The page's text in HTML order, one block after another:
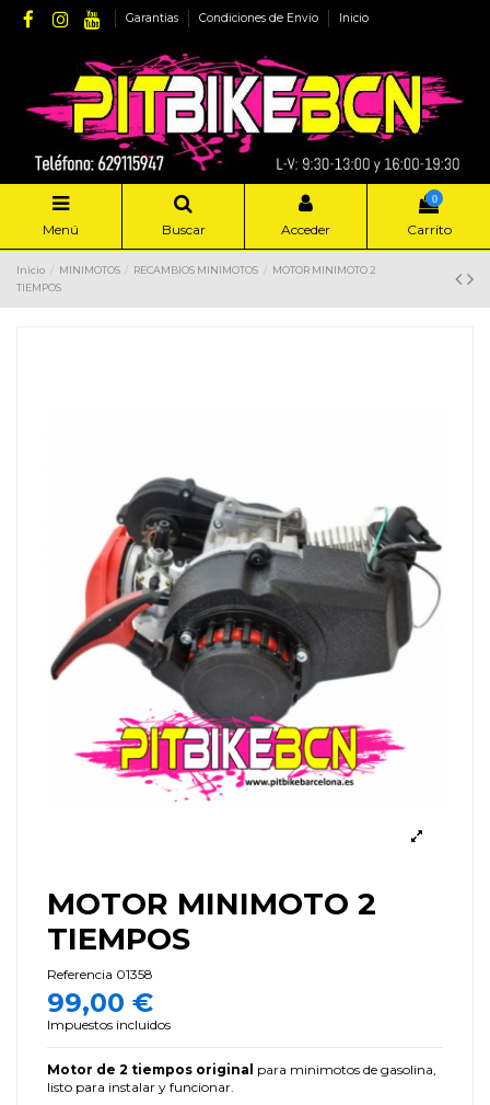
Garantias Condiciones de Envio Inicio
Menú Buscar Acceder
0
Carrito
Inicio MINIMOTOS RECAMBIOS MINIMOTOS
MOTOR MINIMOTO 2
TIEMPOS
MOTOR MINIMOTO 2
TIEMPOS
Referencia 01358
99,00 €
Impuestos incluidos
Motor de 2 tiempos original para minimotos de gasolina,
listo para instalar y funcionar.